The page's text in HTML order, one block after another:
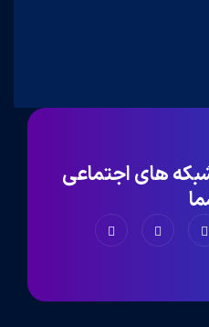
های اجتماعی